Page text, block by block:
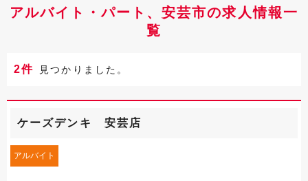
アルバイト・パート、安芸市の求人情報一
覧
2件 見つかりました。
ケーズデンキ 安芸店
アルバイト